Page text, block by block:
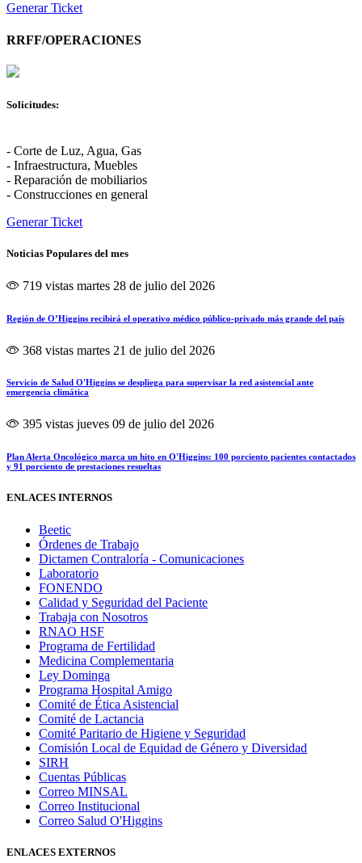
Generar Ticket
RRFF/OPERACIONES
Solicitudes:
- Corte de Luz, Agua, Gas
- Infraestructura, Muebles
- Reparación de mobiliarios
- Construcciones en general
Generar Ticket
Noticias Populares del mes
719 vistas martes 28 de julio del 2026
Región de O’Higgins recibirá el operativo médico público-privado más grande del país
368 vistas martes 21 de julio del 2026
Servicio de Salud O'Higgins se despliega para supervisar la red asistencial ante
emergencia climática
395 vistas jueves 09 de julio del 2026
Plan Alerta Oncológico marca un hito en O'Higgins: 100 porciento pacientes contactados
y 91 porciento de prestaciones resueltas
ENLACES INTERNOS
Beetic
Órdenes de Trabajo
Dictamen Contraloría - Comunicaciones
Laboratorio
FONENDO
Calidad y Seguridad del Paciente
Trabaja con Nosotros
RNAO HSF
Programa de Fertilidad
Medicina Complementaria
Ley Dominga
Programa Hospital Amigo
Comité de Ética Asistencial
Comité de Lactancia
Comité Paritario de Higiene y Seguridad
Comisión Local de Equidad de Género y Diversidad
SIRH
Cuentas Públicas
Correo MINSAL
Correo Institucional
Correo Salud O'Higgins
ENLACES EXTERNOS